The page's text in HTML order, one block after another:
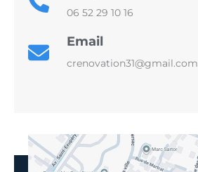
06 52 29 10 16
Email
crenovation31@gmail.com